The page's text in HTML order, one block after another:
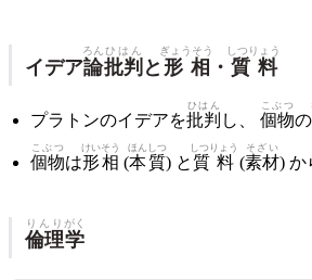
イデア論
ろん
批判
ひはん
と 形相
ぎょうそう
・ 質料
しつりょう
プラトンのイデアを批判
ひはん
し、 個物
こぶつ
の
個物
こぶつ
は形相
けいそう
(本質
ほんしつ
) と 質料
しつりょう
(素材
そざい
) か
倫理
りんり
学
がく